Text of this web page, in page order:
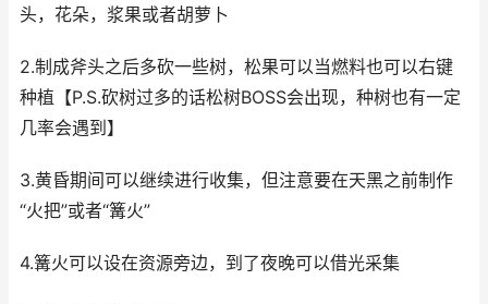
头，花朵，浆果或者胡萝卜
2.制成斧头之后多砍一些树，松果可以当燃料也可以右键
种植【P.S.砍树过多的话松树BOSS会出现，种树也有一定
几率会遇到】
3.黄昏期间可以继续进行收集，但注意要在天黑之前制作
“火把”或者“篝火”
4.篝火可以设在资源旁边，到了夜晚可以借光采集